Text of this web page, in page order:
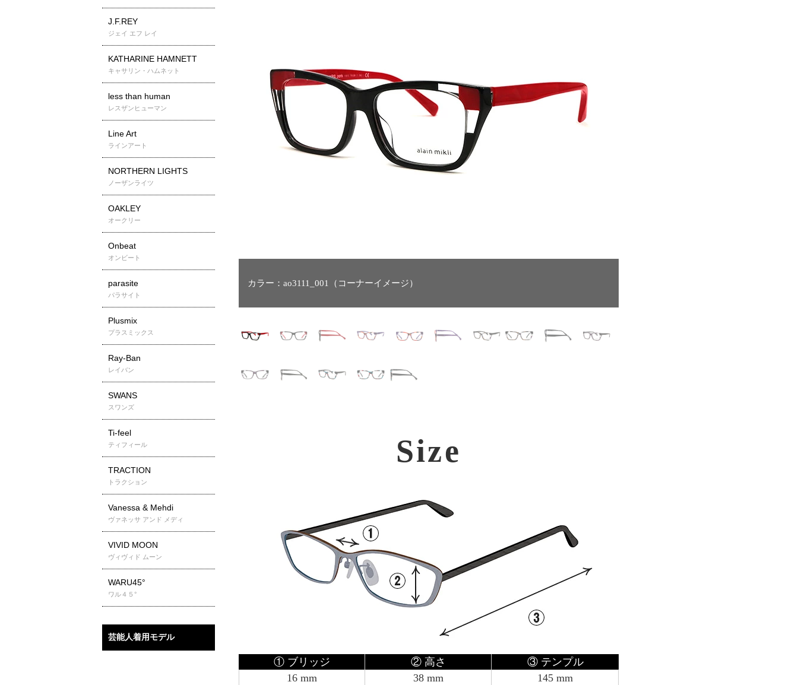
J.F.REY
ジェイ エフ レイ
KATHARINE HAMNETT
キャサリン・ハムネット
less than human
レスザンヒューマン
Line Art
ラインアート
NORTHERN LIGHTS
ノーザンライツ
OAKLEY
オークリー
Onbeat
オンビート
parasite
パラサイト
Plusmix
プラスミックス
Ray-Ban
レイバン
SWANS
スワンズ
Ti-feel
ティフィール
TRACTION
トラクション
Vanessa & Mehdi
ヴァネッサ アンド メディ
VIVID MOON
ヴィヴィド ムーン
WARU45°
ワル４５°
芸能人着用モデル